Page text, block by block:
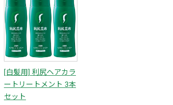
[白髪用] 利尻ヘアカラ
ートリートメント 3本
セット